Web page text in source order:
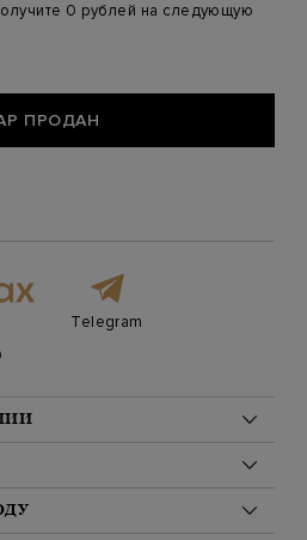
0 рублей на следующую
ПРОДАН
Telegram
размер 50
черном цвете от C.P.
но в то же время теплой